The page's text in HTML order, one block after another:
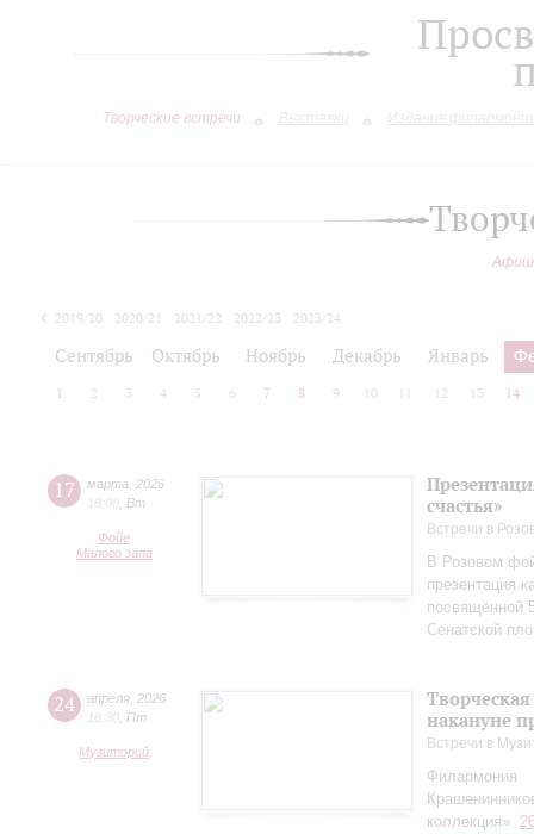
Творческие встречи
2019/20 2020/21 2021/22 2022/23
2023/24
Сентябрь Октябрь Ноябрь Декабрь Январь
1 2 3 4 5 6 7 8 9 10 12 13 14
17 марта
2026
18:00 Вт
Фойе
Малого зала
счастья»
Встречи в
В Розовом
презентация
посвящённой
Сенатской
24 апреля 2026
18:30 Пт
Музиторий
накануне
Встречи в
коллекция»